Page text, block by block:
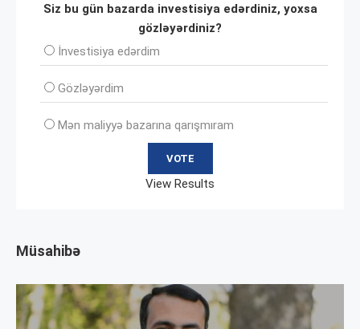
Siz bu gün bazarda investisiya edərdiniz, yoxsa
gözləyərdiniz?
İnvеstisiya edərdim
Gözləyərdim
Mən maliyyə bazarına qarışmıram
View Results
Müsahibə